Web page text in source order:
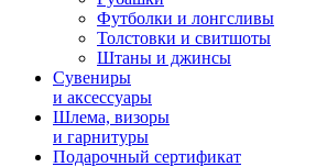
Футболки и лонгсливы
Толстовки и свитшоты
Штаны и джинсы
Сувениры
и аксессуары
Шлема, визоры
и гарнитуры
Подарочный сертификат